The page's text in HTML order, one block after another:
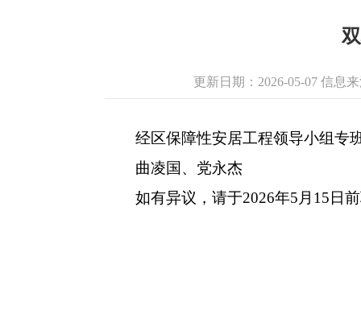
更新日期：2026-05-07 信息
经区保障性安居工程领导小组专班
曲凌国、党永杰
如有异议，请于2026年5月15日前